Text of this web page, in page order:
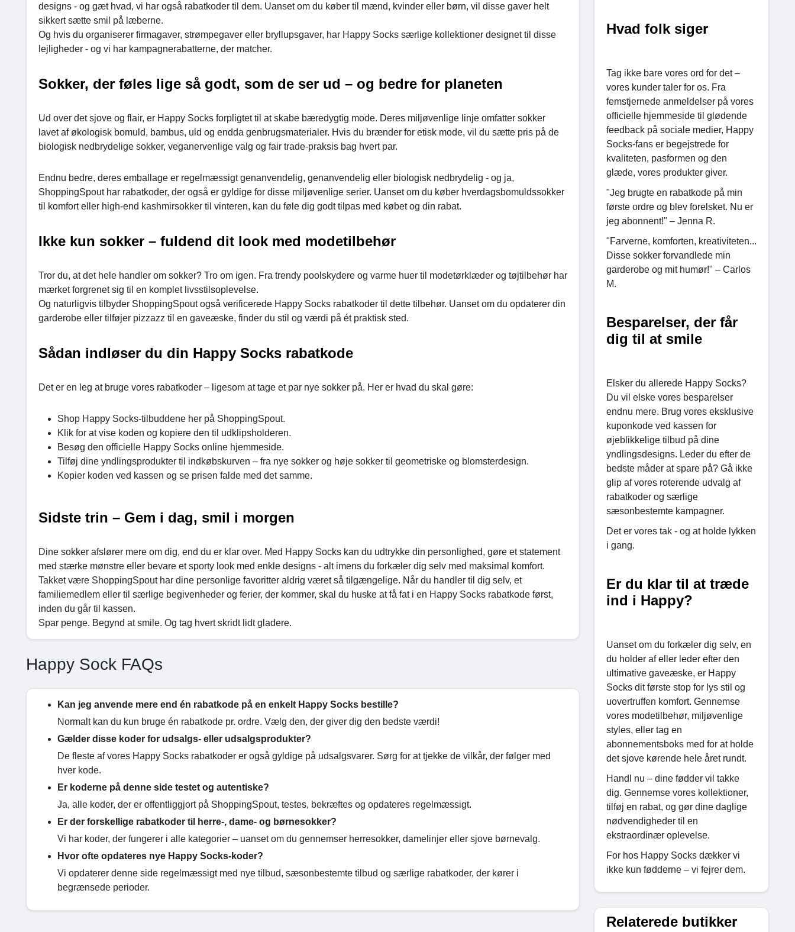
designs - og gæt hvad, vi har også rabatkoder til dem. Uanset om du køber til mænd, kvinder eller børn, vil disse gaver helt
sikkert sætte smil på læberne.
Og hvis du organiserer firmagaver, strømpegaver eller bryllupsgaver, har Happy Socks særlige kollektioner designet til disse
lejligheder - og vi har kampagnerabatterne, der matcher.
Sokker, der føles lige så godt, som de ser ud – og bedre for planeten
Ud over det sjove og flair, er Happy Socks forpligtet til at skabe bæredygtig mode. Deres miljøvenlige linje omfatter sokker
lavet af økologisk bomuld, bambus, uld og endda genbrugsmaterialer. Hvis du brænder for etisk mode, vil du sætte pris på de
biologisk nedbrydelige sokker, veganervenlige valg og fair trade-praksis bag hvert par.
Endnu bedre, deres emballage er regelmæssigt genanvendelig, genanvendelig eller biologisk nedbrydelig - og ja,
ShoppingSpout har rabatkoder, der også er gyldige for disse miljøvenlige serier. Uanset om du køber hverdagsbomuldssokker
til komfort eller high-end kashmirsokker til vinteren, kan du føle dig godt tilpas med købet og din rabat.
Ikke kun sokker – fuldend dit look med modetilbehør
Tror du, at det hele handler om sokker? Tro om igen. Fra trendy poolskydere og varme huer til modetørklæder og tøjtilbehør har
mærket forgrenet sig til en komplet livsstilsoplevelse.
Og naturligvis tilbyder ShoppingSpout også verificerede Happy Socks rabatkoder til dette tilbehør. Uanset om du opdaterer din
garderobe eller tilføjer pizzazz til en gaveæske, finder du stil og værdi på ét praktisk sted.
Sådan indløser du din Happy Socks rabatkode
Det er en leg at bruge vores rabatkoder – ligesom at tage et par nye sokker på. Her er hvad du skal gøre:
Shop Happy Socks-tilbuddene her på ShoppingSpout.
Klik for at vise koden og kopiere den til udklipsholderen.
Besøg den officielle Happy Socks online hjemmeside.
Tilføj dine yndlingsprodukter til indkøbskurven – fra nye sokker og høje sokker til geometriske og blomsterdesign.
Kopier koden ved kassen og se prisen falde med det samme.
Sidste trin – Gem i dag, smil i morgen
Dine sokker afslører mere om dig, end du er klar over. Med Happy Socks kan du udtrykke din personlighed, gøre et statement
med stærke mønstre eller bevare et sporty look med enkle designs - alt imens du forkæler dig selv med maksimal komfort.
Takket være ShoppingSpout har dine personlige favoritter aldrig været så tilgængelige. Når du handler til dig selv, et
familiemedlem eller til særlige begivenheder og ferier, der kommer, skal du huske at få fat i en Happy Socks rabatkode først,
inden du går til kassen.
Spar penge. Begynd at smile. Og tag hvert skridt lidt gladere.
Happy Sock FAQs
Kan jeg anvende mere end én rabatkode på en enkelt Happy Socks bestille?
Normalt kan du kun bruge én rabatkode pr. ordre. Vælg den, der giver dig den bedste værdi!
Gælder disse koder for udsalgs- eller udsalgsprodukter?
De fleste af vores Happy Socks rabatkoder er også gyldige på udsalgsvarer. Sørg for at tjekke de vilkår, der følger med
hver kode.
Er koderne på denne side testet og autentiske?
Ja, alle koder, der er offentliggjort på ShoppingSpout, testes, bekræftes og opdateres regelmæssigt.
Er der forskellige rabatkoder til herre-, dame- og børnesokker?
Vi har koder, der fungerer i alle kategorier – uanset om du gennemser herresokker, damelinjer eller sjove børnevalg.
Hvor ofte opdateres nye Happy Socks-koder?
Vi opdaterer denne side regelmæssigt med nye tilbud, sæsonbestemte tilbud og særlige rabatkoder, der kører i
begrænsede perioder.
Hvad folk siger
Tag ikke bare vores ord for det –
vores kunder taler for os. Fra
femstjernede anmeldelser på vores
officielle hjemmeside til glødende
feedback på sociale medier, Happy
Socks-fans er begejstrede for
kvaliteten, pasformen og den
glæde, vores produkter giver.
"Jeg brugte en rabatkode på min
første ordre og blev forelsket. Nu er
jeg abonnent!" – Jenna R.
"Farverne, komforten, kreativiteten...
Disse sokker forvandlede min
garderobe og mit humør!" – Carlos
M.
Besparelser, der får
dig til at smile
Elsker du allerede Happy Socks?
Du vil elske vores besparelser
endnu mere. Brug vores eksklusive
kuponkode ved kassen for
øjeblikkelige tilbud på dine
yndlingsdesigns. Leder du efter de
bedste måder at spare på? Gå ikke
glip af vores roterende udvalg af
rabatkoder og særlige
sæsonbestemte kampagner.
Det er vores tak - og at holde lykken
i gang.
Er du klar til at træde
ind i Happy?
Uanset om du forkæler dig selv, en
du holder af eller leder efter den
ultimative gaveæske, er Happy
Socks dit første stop for lys stil og
uovertruffen komfort. Gennemse
vores modetilbehør, miljøvenlige
styles, eller tag en
abonnementsboks med for at holde
det sjove kørende hele året rundt.
Handl nu – dine fødder vil takke
dig. Gennemse vores kollektioner,
tilføj en rabat, og gør dine daglige
nødvendigheder til en
ekstraordinær oplevelse.
For hos Happy Socks dækker vi
ikke kun fødderne – vi fejrer dem.
Relaterede butikker